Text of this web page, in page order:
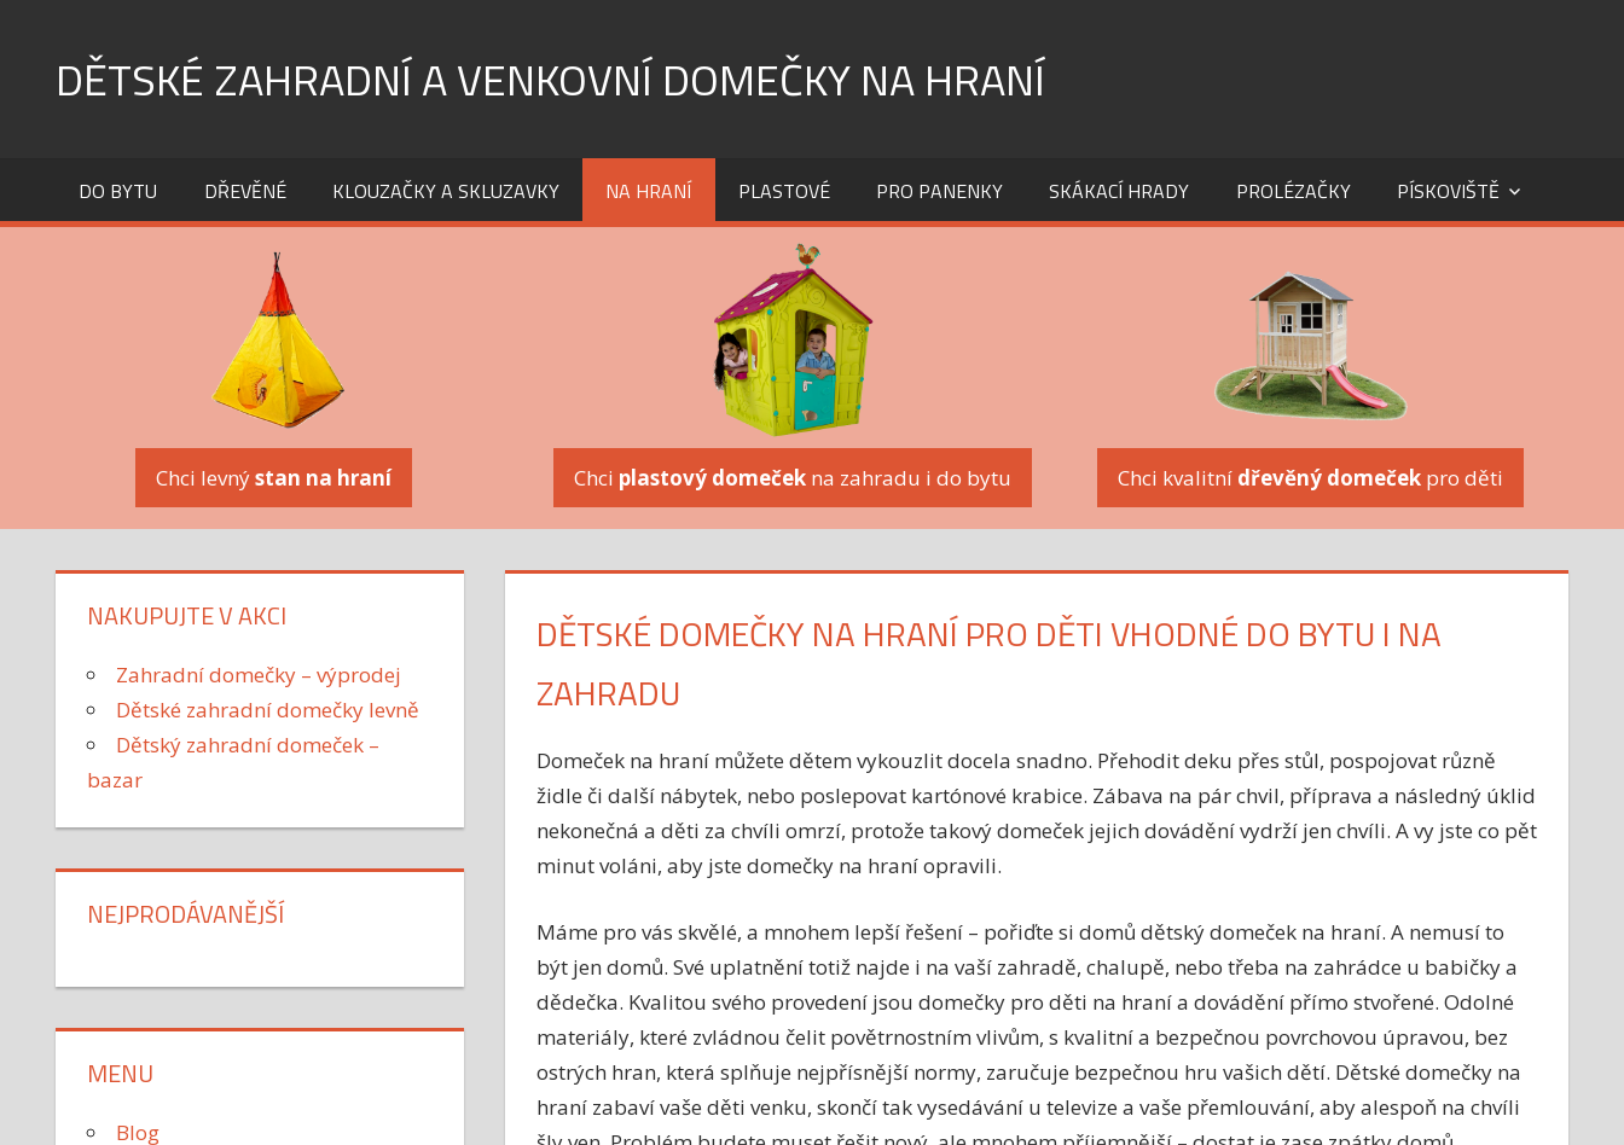
contentDĚTSKÉ ZAHRADNÍ A VENKOVNÍ DOMEČKY NA HRANÍ
DO BYTU DŘEVĚNÉ KLOUZAČKY A SKLUZAVKY NA HRANÍ PLASTOVÉ PRO PANENKY SKÁKACÍ HRADY PROLÉZAČKY PÍSKOVIŠTĚ
Chci levnýstan na hraní Chci plastový domečekna zahradu i do bytu Chci kvalitní dřevěný domeček pro děti
DĚTSKÉ DOMEČKY NA HRANÍ PRO DĚTI VHODNÉ DO BYTU I NA
ZAHRADU
Domeček na hraní můžete dětem vykouzlit docela snadno. Přehodit deku přes stůl, pospojovat různě
židle či další nábytek, nebo poslepovat kartónové krabice. Zábava na pár chvil, příprava a následný úklid
nekonečná a děti za chvíli omrzí, protože takový domeček jejich dovádění vydrží jen chvíli. A vy jste co pět
minut voláni, aby jste domečky na hraní opravili.
Máme pro vás skvělé, a mnohem lepší řešení – pořiďte si domů dětský domeček na hraní. A nemusí to
být jen domů. Své uplatnění totiž najde i na vaší zahradě, chalupě, nebo třeba na zahrádce u babičky a
dědečka. Kvalitou svého provedení jsou domečky pro děti na hraní a dovádění přímo stvořené. Odolné
materiály, které zvládnou čelit povětrnostním vlivům, s kvalitní a bezpečnou povrchovou úpravou, bez
ostrých hran, která splňuje nejpřísnější normy, zaručuje bezpečnou hru vašich dětí. Dětské domečky na
hraní zabaví vaše děti venku, skončí tak vysedávání u televize a vaše přemlouvání, aby alespoň na chvíli
NAKUPUJTE V AKCI
Zahradní domečky – výprodej
Dětské zahradní domečky levně
Dětský zahradní domeček –
bazar
NEJPRODÁVANĚJŠÍ
MENU
Blog